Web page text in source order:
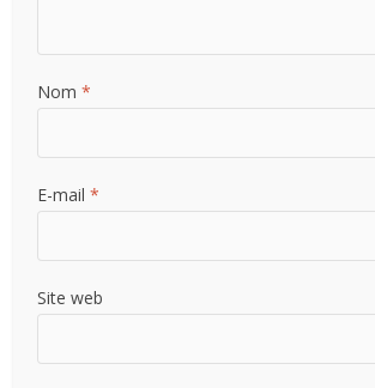
Nom*
E-mail*
Site web